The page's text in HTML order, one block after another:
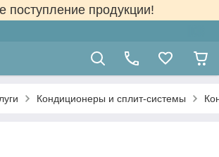
поступление продукции!
Кондиционеры и сплит-системы